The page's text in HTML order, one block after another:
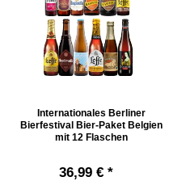
Internationales Berliner
Bierfestival Bier-Paket Belgien
mit 12 Flaschen
36,99 € *